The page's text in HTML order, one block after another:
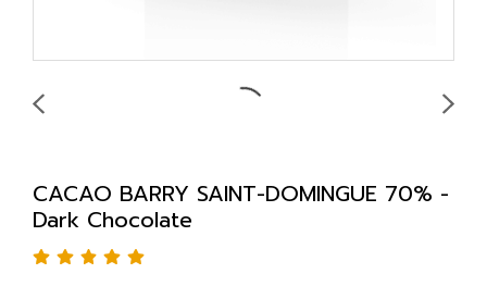
CACAO BARRY SAINT-DOMINGUE 70% -
Dark Chocolate